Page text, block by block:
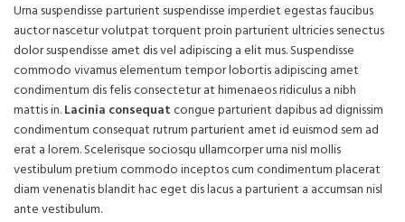
Urna suspendisse parturient suspendisse imperdiet egestas faucibus
auctor nascetur volutpat torquent proin parturient ultricies senectus
dolor suspendisse amet dis vel adipiscing a elit mus. Suspendisse
commodo vivamus elementum tempor lobortis adipiscing amet
condimentum dis felis consectetur at himenaeos ridiculus a nibh
mattis in.Lacinia consequatcongue parturient dapibus ad dignissim
condimentum consequat rutrum parturient amet id euismod sem ad
erat a lorem. Scelerisque sociosqu ullamcorper urna nisl mollis
vestibulum pretium commodo inceptos cum condimentum placerat
diam venenatis blandit hac eget dis lacus a parturient a accumsan nisl
ante vestibulum.